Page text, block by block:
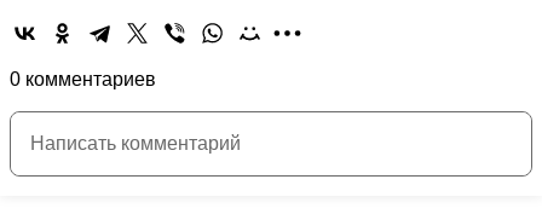
0 комментариев